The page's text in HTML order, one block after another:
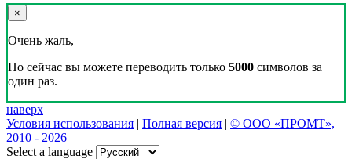
×
Очень жаль,
Но сейчас вы можете переводить только 5000 символов за
один раз.
наверх
Условия использования | Полная версия | © ООО «ПРОМТ»,
2010 - 2026
Select a language